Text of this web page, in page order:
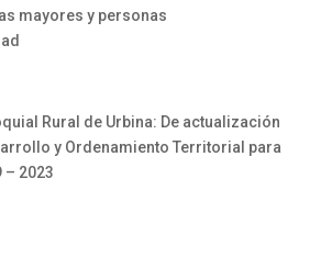
mayores y personas
Rural de Urbina: De actualización
y Ordenamiento Territorial para
– 2023